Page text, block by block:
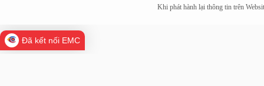
Khi phát hành lại thông tin trên
Đã kết nối EMC